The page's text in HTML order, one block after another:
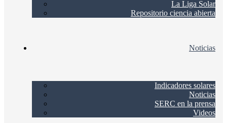
La Liga Solar
Repositorio ciencia abierta
Noticias
Indicadores solares
Noticias
SERC en la prensa
Videos